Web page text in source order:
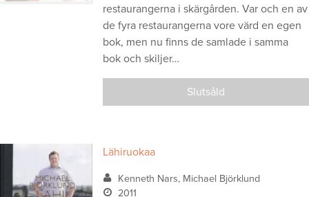
restaurangerna i skärgården. Var och en av
de fyra restaurangerna vore värd en egen
bok, men nu finns de samlade i samma
bok och skiljer…
Slutsåld
Lähiruokaa
Kenneth Nars, Michael Björklund
2011